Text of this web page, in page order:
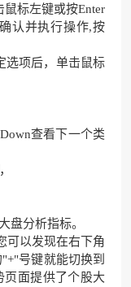
标左键或按Enter
认并执行操作,按
选项后，单击鼠标
查看下一个类
盘分析指标。
可以发现在右下角
号键就能切换到
页面提供了个股大